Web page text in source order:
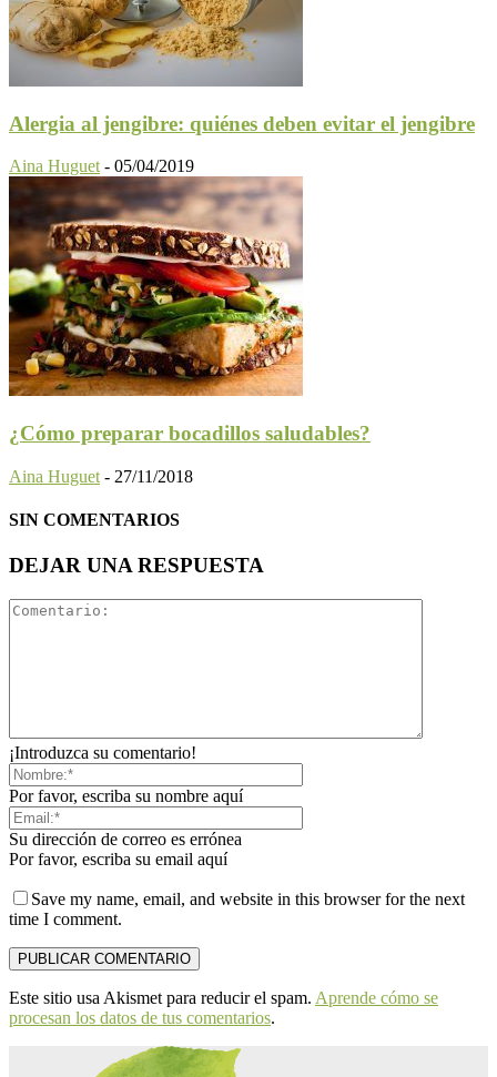
Alergia al jengibre: quiénes deben evitar el jengibre
Aina Huguet - 05/04/2019
¿Cómo preparar bocadillos saludables?
Aina Huguet - 27/11/2018
SIN COMENTARIOS
DEJAR UNA RESPUESTA
¡Introduzca su comentario!
Por favor, escriba su nombre aquí
Su dirección de correo es errónea
Por favor, escriba su email aquí
Save my name, email, and website in this browser for the next
time I comment.
Este sitio usa Akismet para reducir el spam. Aprende cómo se
procesan los datos de tus comentarios.